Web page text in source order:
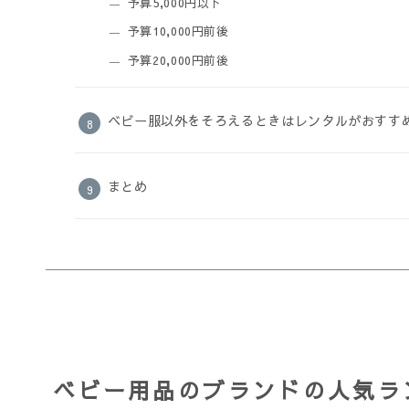
予算10,000円前後
予算20,000円前後
ベビー服以外をそろえるときはレンタルがおすす
まとめ
ベビー用品のブランドの人気